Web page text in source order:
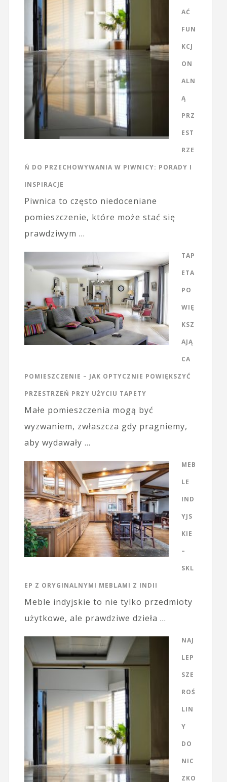
AĆ
FUN
KCJ
ON
ALN
Ą
PRZ
EST
RZE
Ń DO PRZECHOWYWANIA W PIWNICY: PORADY I
INSPIRACJE
Piwnica to często niedoceniane
pomieszczenie, które może stać się
prawdziwym …
TAP
ETA
PO
WIĘ
KSZ
AJĄ
CA
POMIESZCZENIE – JAK OPTYCZNIE POWIĘKSZYĆ
PRZESTRZEŃ PRZY UŻYCIU TAPETY
Małe pomieszczenia mogą być
wyzwaniem, zwłaszcza gdy pragniemy,
aby wydawały …
MEB
LE
IND
YJS
KIE
–
SKL
EP Z ORYGINALNYMI MEBLAMI Z INDII
Meble indyjskie to nie tylko przedmioty
użytkowe, ale prawdziwe dzieła …
NAJ
LEP
SZE
ROŚ
LIN
Y
DO
NIC
ZKO